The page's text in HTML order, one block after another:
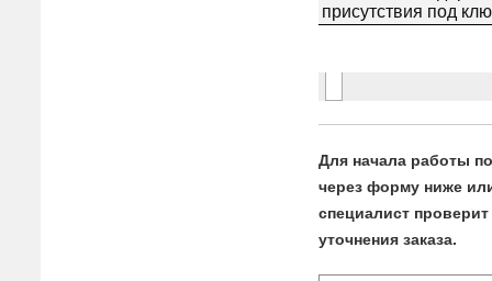
Для начала работы
через форму ниже
специалист
уточнения заказа.